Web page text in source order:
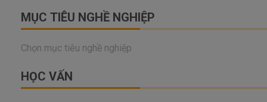
MỤC TIÊU NGHỀ NGHIỆP
HỌC VẤN